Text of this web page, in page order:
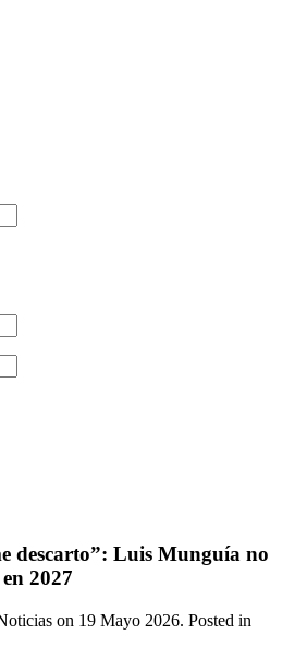
descarto”: Luis Munguía no
2027
on 19 Mayo 2026. Posted in